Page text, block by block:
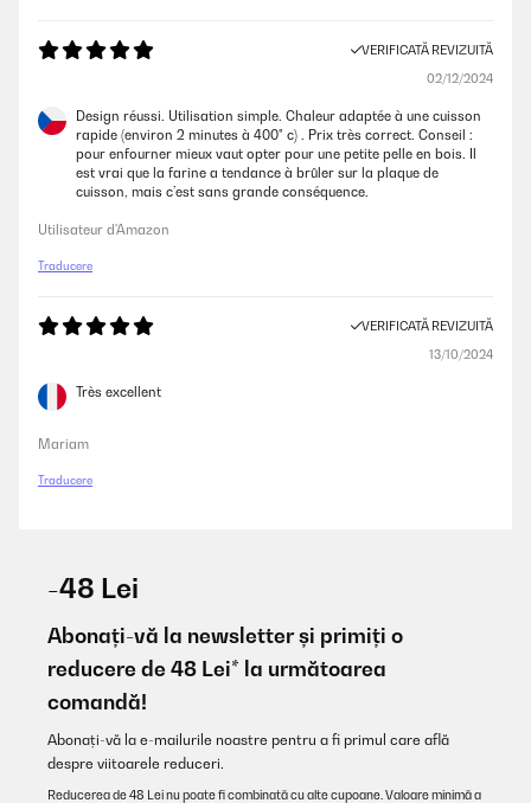
VERIFICATĂ REVIZUITĂ
02/12/2024
Design réussi. Utilisation simple. Chaleur adaptée à une cuisson
rapide (environ 2 minutes à 400° c) . Prix très correct. Conseil :
pour enfourner mieux vaut opter pour une petite pelle en bois. Il
est vrai que la farine a tendance à brûler sur la plaque de
cuisson, mais c’est sans grande conséquence.
Utilisateur d'Amazon
Traducere
VERIFICATĂ REVIZUITĂ
13/10/2024
Très excellent
Mariam
Traducere
-48 Lei
Abonați-vă la newsletter și primiți o
reducere de 48 Lei* la următoarea
comandă!
Abonați-vă la e-mailurile noastre pentru a fi primul care află
despre viitoarele reduceri.
Reducerea de 48 Lei nu poate fi combinată cu alte cupoane. Valoare minimă a